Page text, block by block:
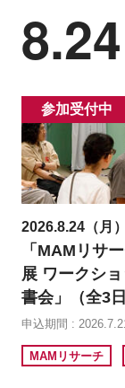
8.24
参加受付中
2026.8.24（月
「MAMリサ
展 ワークシ
書会」（全3日
申込期間 :
MAMリサーチ